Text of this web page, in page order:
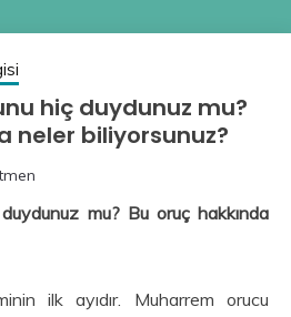
hiç duydunuz mu?
neler biliyorsunuz?
mu? Bu oruç hakkında
ilk ayıdır. Muharrem orucu